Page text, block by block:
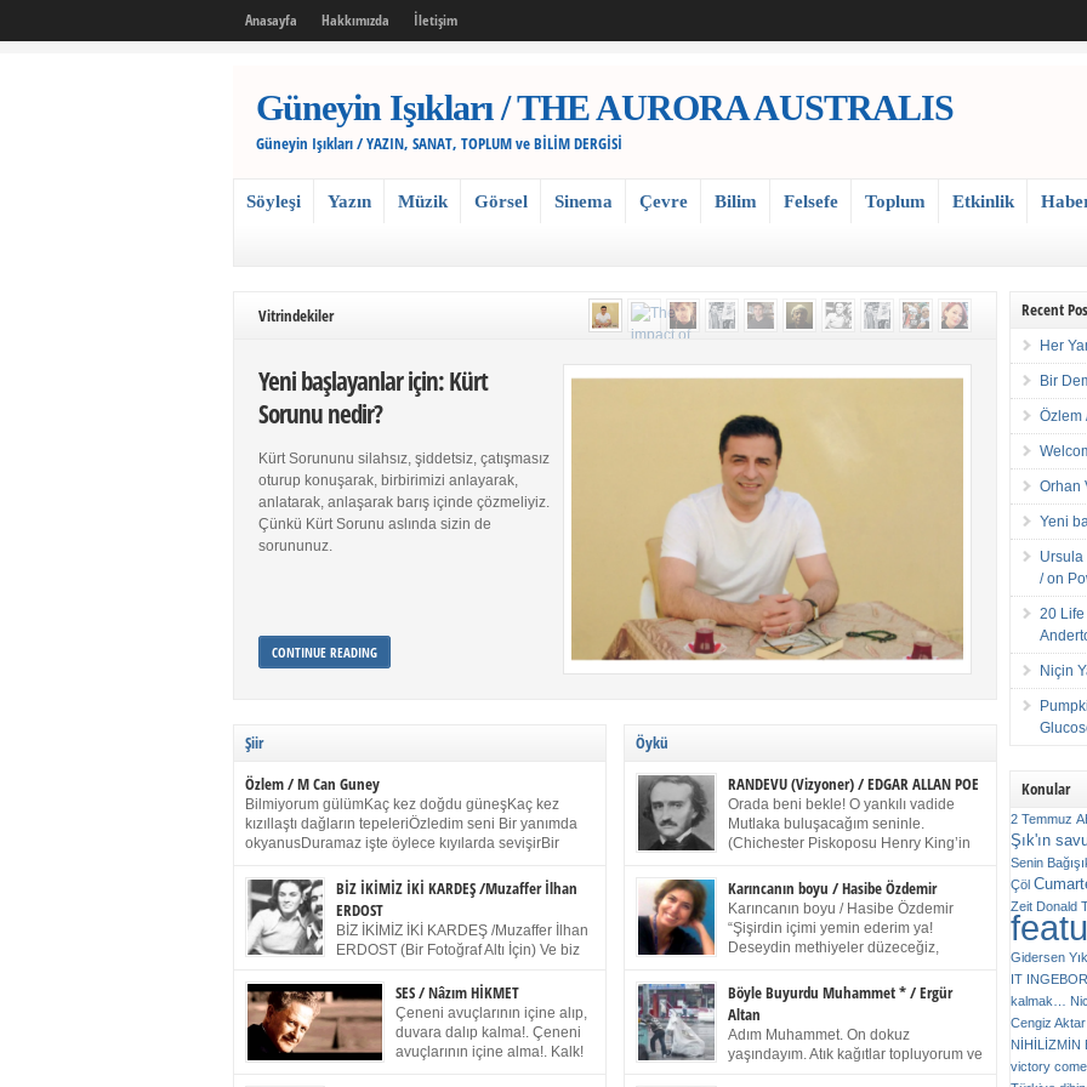
Anasayfa Hakkımızda İletişim
Güneyin Işıkları / THE AURORA AUSTRALIS
Güneyin Işıkları / YAZIN, SANAT, TOPLUM ve BİLİM DERGİSİ
Söyleşi Yazın Müzik Görsel Sinema Çevre Bilim Felsefe Toplum Etkinlik
Vitrindekiler
Yeni başlayanlar için: Kürt
Sorunu nedir?
Kürt Sorununu silahsız, şiddetsiz, çatışmasız
oturup konuşarak, birbirimizi anlayarak,
anlatarak, anlaşarak barış içinde çözmeliyiz.
Çünkü Kürt Sorunu aslında sizin de
sorununuz.
CONTINUE READING
Şiir
Özlem / M Can Guney
Bilmiyorum gülümKaç kez doğdu güneşKaç kez
kızıllaştı dağların tepeleriÖzledim seni Bir yanımda
okyanusDuramaz işte öylece kıyılarda sevişirBir
dururSokulur yalnızlığıma kokun olur Gözlerim bir
buruk gülümsemeDudağımda buğusu
öpüşlerinGeceler boyuÖzledim seni 2004 Haziran
Sydney / Toplumsal Kaynak / Memduh Güney
BİZ İKİMİZ İKİ KARDEŞ /Muzaffer İlhan
ERDOST
BİZ İKİMİZ İKİ KARDEŞ /Muzaffer İlhan
ERDOST (Bir Fotoğraf Altı İçin) Ve biz
Duracağız Fotoğrafımızda durduğumuz gibi Benim
ellerimde kelepçe Yüzümde yapay bir gülüş
(Kelepçeyi yadırgamanın gülüşü belki İlk kez olduğu
için Sonra alıştım Ve unuttum sonra kelepçeyi
SES / Nâzım HİKMET
Çeneni avuçlarının içine alıp,
duvara dalıp kalma!. Çeneni
avuçlarının içine alma!. Kalk!
Öykü
RANDEVU (Vizyoner) / EDGAR ALLAN POE
Orada beni bekle! O yankılı vadide
Mutlaka buluşacağım seninle.
(Chichester Piskoposu Henry King’in
Talihsiz ve gizemli adam! – Sen ki kendi hayal
gücünün parlaklığıyla afalladın, gençliğinin alevleri
arasına düştün! Hayalimde seni tekrar görüyorum!
Bir kez daha önümde duruyor siluetin! – Olduğun –
ah olduğun gibi değil soğuk vadide ve gölgelerin […]
Karıncanın boyu / Hasibe Özdemir
Karıncanın boyu / Hasibe Özdemir
“Şişirdin içimi yemin ederim ya!
Deseydin methiyeler düzeceğiz,
titriyor. “Sana gel demedim kızım.” diyorum sakince.
“Takıldın peşime madem, ne duyarsan
katlanacaksın.” Bir sigara yakıyor. Başını yana yatırıp,
bezmiş annelerin yılgın bakışıyla süzüyor beni.
Kaşlarımı kaldırıp ona bakıyorum ben de. Pes ediyor.
Böyle Buyurdu Muhammet * / Ergür
Altan
Adım Muhammet. On dokuz
yaşındayım. Atık kağıtlar topluyorum ve
Recent
Her
Bir
Özlem
Orhan
Yeni
Ursula
/ on
20
Niçin
Konular
2 Temmuz
Şık'ın
Senin
Çöl
Zeit Donald
Gidersen
IT
kalmak…
Cengiz Aktar
NİHİLİZMİN
victory